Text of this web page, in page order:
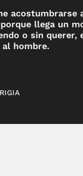
acostumbrarse
llega un
o sin querer,
hombre.